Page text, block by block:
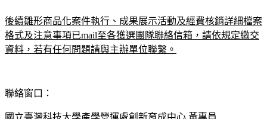
後續雛形商品化案件執行、成果展示活動及經費核銷詳細檔案
格式及注意事項已mail至各獲選團隊聯絡信箱，請依規定繳交
資料，若有任何問題請與主辦單位聯繫。
聯絡窗口：
國立臺灣科技大學產學營運處創新育成中心 黃專員